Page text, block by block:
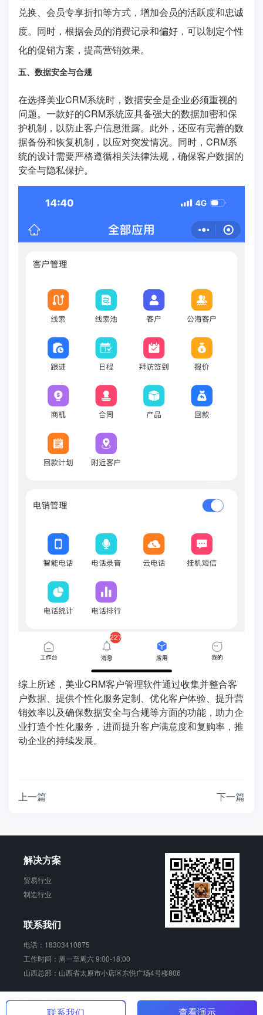
兑换、会员专享折扣等方式，增加会员的活跃度和忠诚
度。同时，根据会员的消费记录和偏好，可以制定个性
化的促销方案，提高营销效果。
五、数据安全与合规
在选择美业CRM系统时，数据安全是企业必须重视的
问题。一款好的CRM系统应具备强大的数据加密和保
护机制，以防止客户信息泄露。此外，还应有完善的数
据备份和恢复机制，以应对突发情况。同时，CRM系
统的设计需要严格遵循相关法律法规，确保客户数据的
安全与隐私保护。
综上所述，美业CRM客户管理软件通过收集并整合客
户数据、提供个性化服务定制、优化客户体验、提升营
销效率以及确保数据安全与合规等方面的功能，助力企
业打造个性化服务，进而提升客户满意度和复购率，推
动企业的持续发展。
上一篇 下一篇
解决方案
贸易行业
制造行业
联系我们
电话：18303410875
工作时间：周一至周六 9:00-18:00
山西总部：山西省太原市小店区东悦广场4号楼806
青动 版权所有
查看演示